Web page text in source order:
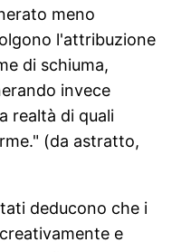
meno
l'attribuzione
di schiuma,
invece
realtà di quali
(da astratto,
deducono che i
e